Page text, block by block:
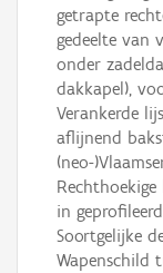
getrapte
gedeelte van
onder
dakkapel),
Verankerde
aflijnend
(neo-
in
Soortgelijke
Wapenschild